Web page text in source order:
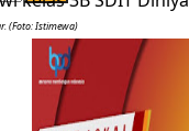
(Foto: Istimewa)